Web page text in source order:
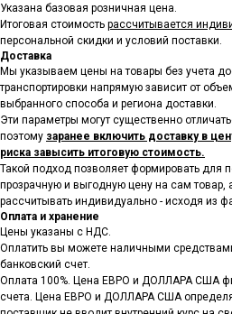
Указана базовая розничная цена.
Итоговая стоимость рассчитывается
персональной скидки и условий поставки.
Доставка
Мы указываем цены на товары без учета
транспортировки напрямую зависит от
выбранного способа и региона доставки.
Эти параметры могут существенно
поэтому заранее включить доставку в
риска завысить итоговую стоимость.
Такой подход позволяет формировать для
прозрачную и выгодную цену на сам товар,
рассчитывать индивидуально - исходя из
Оплата и хранение
Цены указаны с НДС.
Оплатить вы можете наличными
банковский счет.
Оплата 100%. Цена ЕВРО и ДОЛЛАРА США
счета. Цена ЕВРО и ДОЛЛАРА США